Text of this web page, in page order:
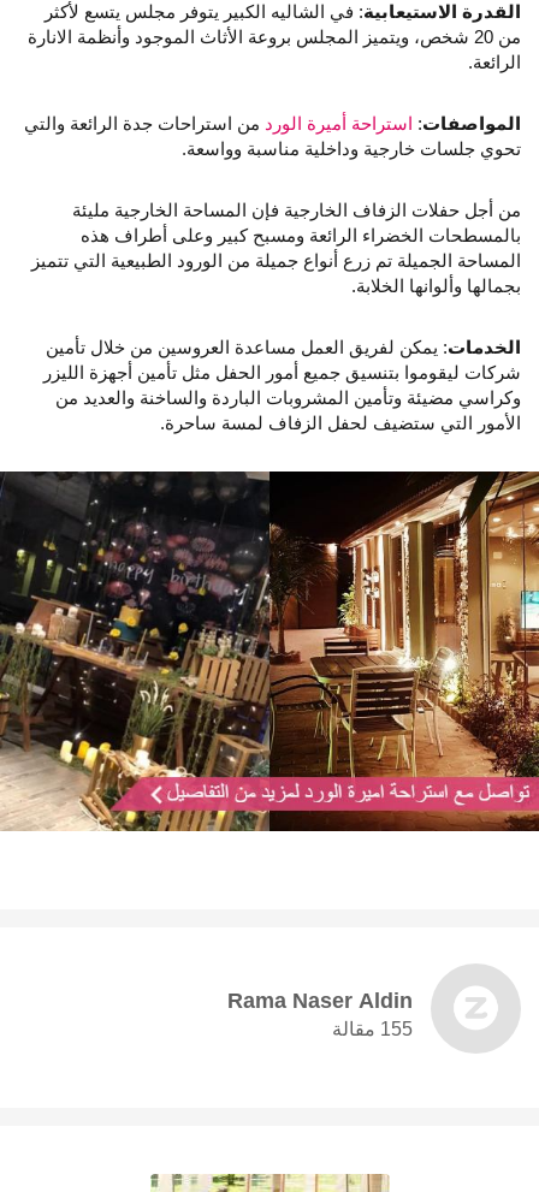
القدرة الاستيعابية: في الشاليه الكبير يتوفر مجلس يتسع لأكثر
من 20 شخص، ويتميز المجلس بروعة الأثاث الموجود وأنظمة الانارة
الرائعة.
المواصفات: استراحة أميرة الورد من استراحات جدة الرائعة والتي
تحوي جلسات خارجية وداخلية مناسبة وواسعة.
من أجل حفلات الزفاف الخارجية فإن المساحة الخارجية مليئة
بالمسطحات الخضراء الرائعة ومسبح كبير وعلى أطراف هذه
المساحة الجميلة تم زرع أنواع جميلة من الورود الطبيعية التي تتميز
بجمالها وألوانها الخلابة.
الخدمات: يمكن لفريق العمل مساعدة العروسين من خلال تأمين
شركات ليقوموا بتنسيق جميع أمور الحفل مثل تأمين أجهزة الليزر
وكراسي مضيئة وتأمين المشروبات الباردة والساخنة والعديد من
الأمور التي ستضيف لحفل الزفاف لمسة ساحرة.
Rama Naser Aldin
155 مقالة